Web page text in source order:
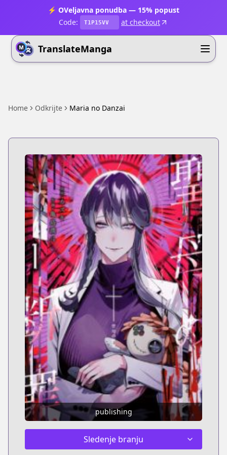
⚡ OVeljavna ponudba — 15% popust
Code:
T1P15VV at checkout
TranslateManga
Home Odkrijte Maria no Danzai
publishing
Sledenje branju